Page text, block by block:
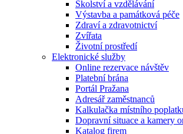
Školství a vzdělávání
Výstavba a památková péče
Zdraví a zdravotnictví
Zvířata
Životní prostředí
Elektronické služby
Online rezervace návštěv
Platební brána
Portál Pražana
Adresář zaměstnanců
Kalkulačka místního
Dopravní situace a kamery
Katalog firem